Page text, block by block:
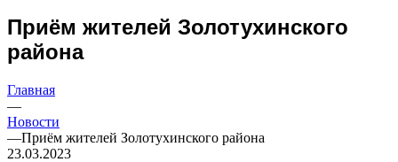
Приём жителей Золотухинского
района
Главная
—
Новости
—Приём жителей Золотухинского района
23.03.2023